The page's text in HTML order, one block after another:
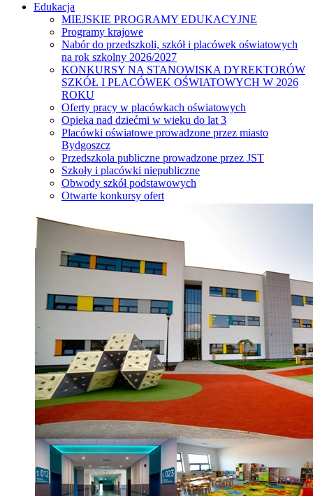
Edukacja
MIEJSKIE PROGRAMY EDUKACYJNE
Programy krajowe
Nabór do przedszkoli, szkół i placówek oświatowych
na rok szkolny 2026/2027
KONKURSY NA STANOWISKA DYREKTORÓW
SZKÓŁ I PLACÓWEK OŚWIATOWYCH W 2026
ROKU
Oferty pracy w placówkach oświatowych
Opieka nad dziećmi w wieku do lat 3
Placówki oświatowe prowadzone przez miasto
Bydgoszcz
Przedszkola publiczne prowadzone przez JST
Szkoły i placówki niepubliczne
Obwody szkół podstawowych
Otwarte konkursy ofert